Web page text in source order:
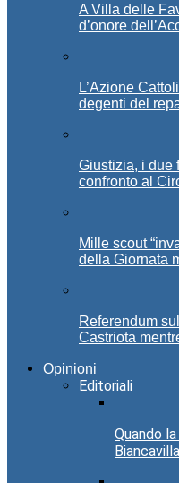
A Villa delle
d’onore
L’Azione
degenti del
Giustizia, i due
confronto al
Mille scout
della Giornata
Referendum
Castriota
Opinioni
Editoriali
Quando